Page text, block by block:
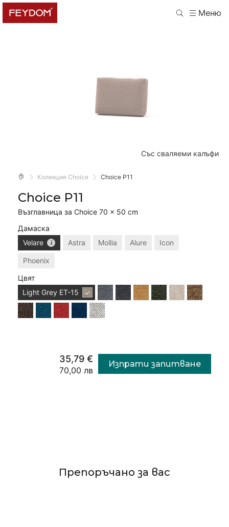
Меню
Със сваляеми калъфи
🏠 Колекция Choice Choice P11
Choice P11
Възглавница за Choice 70 × 50 cm
Дамаска
Velare
Astra Mollia Alure Icon
Phoenix
Цвят
Light Grey ET-15
35,79 €
70,00 лв
Изпрати запитване
Препоръчано за вас